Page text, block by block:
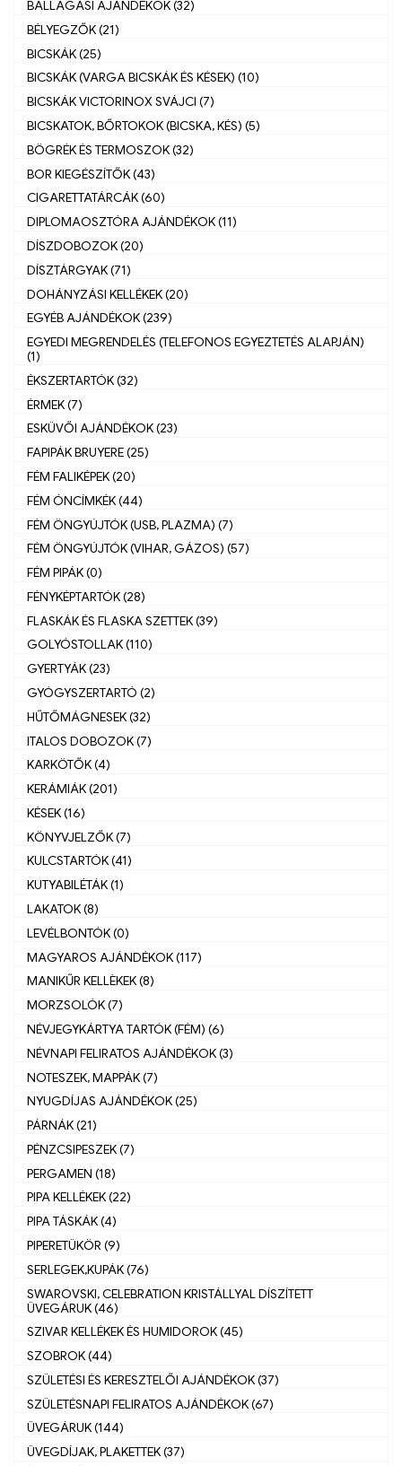
BALLAGÁSI AJÁNDÉKOK (32)
BÉLYEGZŐK (21)
BICSKÁK (25)
BICSKÁK (VARGA BICSKÁK ÉS KÉSEK) (10)
BICSKÁK VICTORINOX SVÁJCI (7)
BICSKATOK, BŐRTOKOK (BICSKA, KÉS) (5)
BÖGRÉK ÉS TERMOSZOK (32)
BOR KIEGÉSZÍTŐK (43)
CIGARETTATÁRCÁK (60)
DIPLOMAOSZTÓRA AJÁNDÉKOK (11)
DÍSZDOBOZOK (20)
DÍSZTÁRGYAK (71)
DOHÁNYZÁSI KELLÉKEK (20)
EGYÉB AJÁNDÉKOK (239)
EGYEDI MEGRENDELÉS (TELEFONOS EGYEZTETÉS ALAPJÁN)
(1)
ÉKSZERTARTÓK (32)
ÉRMEK (7)
ESKÜVŐI AJÁNDÉKOK (23)
FAPIPÁK BRUYERE (25)
FÉM FALIKÉPEK (20)
FÉM ÓNCÍMKÉK (44)
FÉM ÖNGYÚJTÓK (USB, PLAZMA) (7)
FÉM ÖNGYÚJTÓK (VIHAR, GÁZOS) (57)
FÉM PIPÁK (0)
FÉNYKÉPTARTÓK (28)
FLASKÁK ÉS FLASKA SZETTEK (39)
GOLYÓSTOLLAK (110)
GYERTYÁK (23)
GYÓGYSZERTARTÓ (2)
HŰTŐMÁGNESEK (32)
ITALOS DOBOZOK (7)
KARKÖTŐK (4)
KERÁMIÁK (201)
KÉSEK (16)
KÖNYVJELZŐK (7)
KULCSTARTÓK (41)
KUTYABILÉTÁK (1)
LAKATOK (8)
LEVÉLBONTÓK (0)
MAGYAROS AJÁNDÉKOK (117)
MANIKŰR KELLÈKEK (8)
MORZSOLÓK (7)
NÉVJEGYKÁRTYA TARTÓK (FÉM) (6)
NÉVNAPI FELIRATOS AJÁNDÉKOK (3)
NOTESZEK, MAPPÁK (7)
NYUGDÍJAS AJÁNDÉKOK (25)
PÁRNÁK (21)
PÉNZCSIPESZEK (7)
PERGAMEN (18)
PIPA KELLÉKEK (22)
PIPA TÁSKÁK (4)
PIPERETÜKÖR (9)
SERLEGEK,KUPÁK (76)
SWAROVSKI, CELEBRATION KRISTÁLLYAL DÍSZÍTETT
ÜVEGÁRUK (46)
SZIVAR KELLÉKEK ÉS HUMIDOROK (45)
SZOBROK (44)
SZÜLETÉSI ÉS KERESZTELŐI AJÁNDÉKOK (37)
SZÜLETÉSNAPI FELIRATOS AJÁNDÉKOK (67)
ÜVEGÁRUK (144)
ÜVEGDÍJAK, PLAKETTEK (37)